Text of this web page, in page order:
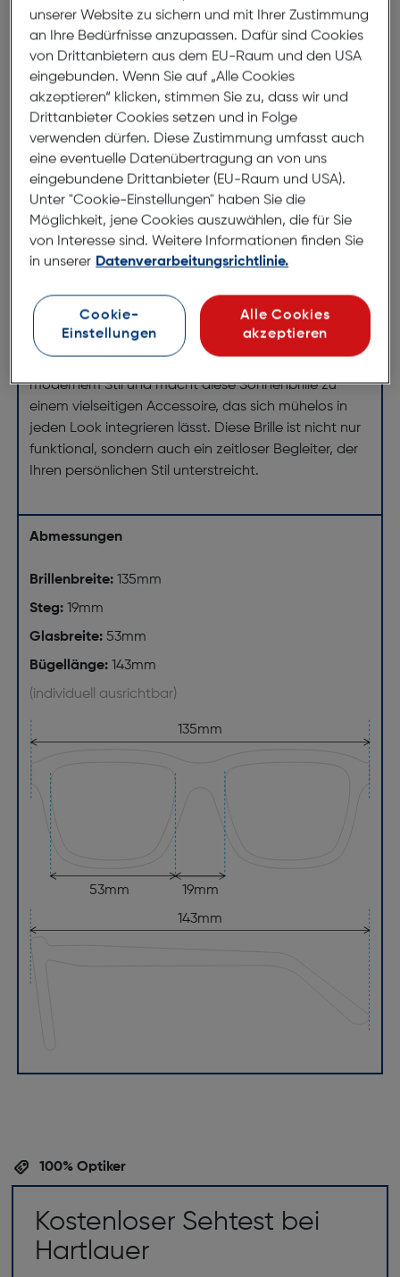
Lagernd | 6 bis 8 Werktage Lieferzeit
Nach Hause liefern
Selbstabholung in
Verfügbarkeit prüfen
Produktbeschreibung
Optic Sun 138-1
ArtNr.: 880014962
Das Modell Optic Sun OS138-1 ist eine Sonnenbrille,
ist. Die Fassung aus Metall verleiht der Brille eine
solide und langlebige Struktur, während das
dunkelgraue Finish ihr eine dezente Eleganz verleiht.
modernem Stil und macht diese Sonnenbrille zu
einem vielseitigen Accessoire, das sich mühelos in
jeden Look integrieren lässt. Diese Brille ist nicht nur
funktional, sondern auch ein zeitloser Begleiter, der
Ihren persönlichen Stil unterstreicht.
Abmessungen
Brillenbreite: 135mm
Steg: 19mm
Glasbreite: 53mm
Bügellänge: 143mm
(individuell ausrichtbar)
135mm
19mm
53mm
143mm
100% Optiker
Kostenloser Sehtest bei
Hartlauer
unserer Website zu sichern und mit Ihrer Zustimmung
an Ihre Bedürfnisse anzupassen. Dafür sind Cookies
von Drittanbietern aus dem EU-Raum und den USA
eingebunden. Wenn Sie auf „Alle Cookies
akzeptieren“ klicken, stimmen Sie zu, dass wir und
Drittanbieter Cookies setzen und in Folge
verwenden dürfen. Diese Zustimmung umfasst auch
eine eventuelle Datenübertragung an von uns
eingebundene Drittanbieter (EU-Raum und USA).
Unter "Cookie-Einstellungen" haben Sie die
Möglichkeit, jene Cookies auszuwählen, die für Sie
von Interesse sind. Weitere Informationen finden Sie
in unserer Datenverarbeitungsrichtlinie.
Cookie-
Einstellungen
Alle Cookies
akzeptieren